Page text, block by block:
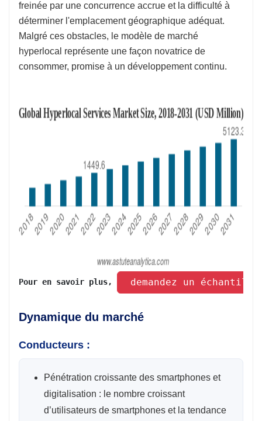
freinée par une concurrence accrue et la difficulté à
déterminer l'emplacement géographique adéquat.
Malgré ces obstacles, le modèle de marché
hyperlocal représente une façon novatrice de
consommer, promise à un développement continu.
Pour en savoir plus, demandez un
Dynamique du marché
Conducteurs :
Pénétration croissante des smartphones et
digitalisation : le nombre croissant
d’utilisateurs de smartphones et la tendance